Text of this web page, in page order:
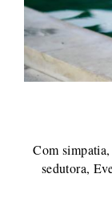
Com
sedutora,